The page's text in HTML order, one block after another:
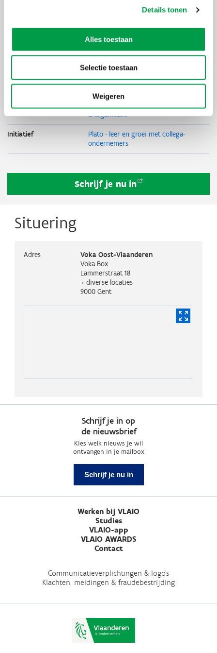
Details tonen
Alles toestaan
Selectie toestaan
Weigeren
Technologische
innovatie
Digitaliseren
Duurzaam
ondernemen
Lerende
netwerken
HR, leiderschap
& organisatie
Initiatief
Plato - leer en groei met collega-
ondernemers
Schrijf je nu in
Situering
Adres
Voka Oost-Vlaanderen
Voka Box
Lammerstraat 18
+ diverse locaties
9000 Gent
Schrijf je in op
de nieuwsbrief
Kies welk nieuws je wil
ontvangen in je mailbox
Schrijf je nu in
Werken bij VLAIO
Studies
VLAIO-app
VLAIO AWARDS
Contact
Communicatieverplichtingen & logo's
Klachten, meldingen & fraudebestrijding